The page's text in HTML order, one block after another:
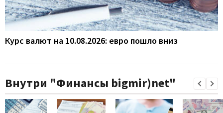
Курс валют на 10.08.2026: евро пошло вниз
Внутри "Финансы bigmir)net"